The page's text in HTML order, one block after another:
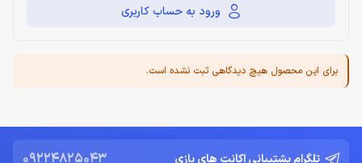
ورود به حساب کاربری
برای این محصول هیچ دیدگاهی ثبت نشده است.
تلگرام پشتیبانی اکانت های بازی 09224825043